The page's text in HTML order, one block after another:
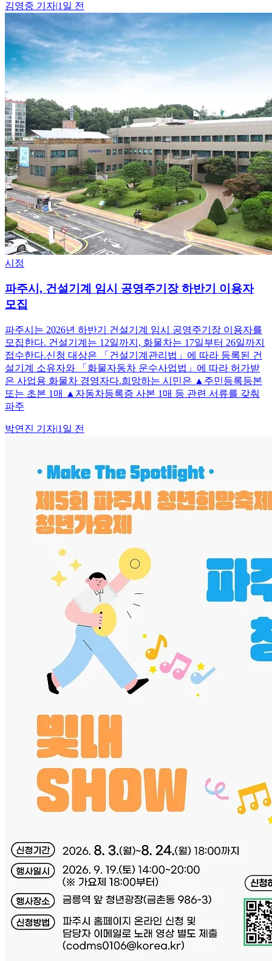
김영중 기자|1일 전
시정
파주시, 건설기계 임시 공영주기장 하반기 이용자
모집
파주시는 2026년 하반기 건설기계 임시 공영주기장 이용자를
모집한다. 건설기계는 12일까지, 화물차는 17일부터 26일까지
접수한다.신청 대상은 「건설기계관리법」에 따라 등록된 건
설기계 소유자와 「화물자동차 운수사업법」에 따라 허가받
은 사업용 화물차 경영자다.희망하는 시민은 ▲주민등록등본
또는 초본 1매 ▲자동차등록증 사본 1매 등 관련 서류를 갖춰
파주
박연진 기자|1일 전